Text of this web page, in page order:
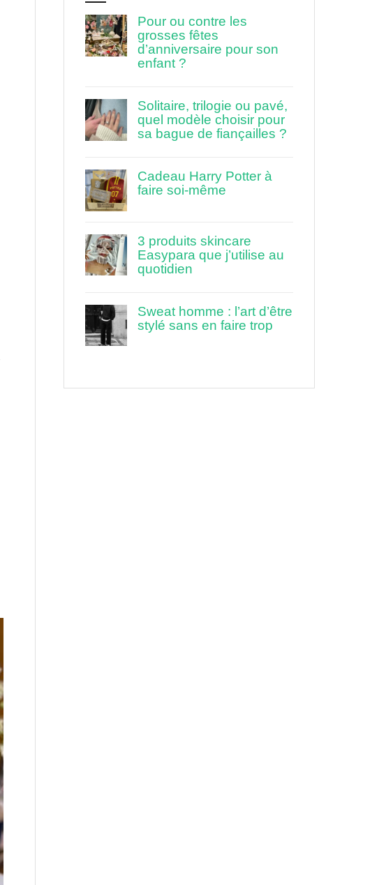
Pour ou contre les
grosses fêtes
d’anniversaire pour son
enfant ?
Solitaire, trilogie ou pavé,
quel modèle choisir pour
sa bague de fiançailles ?
Cadeau Harry Potter à
faire soi-même
3 produits skincare
Easypara que j’utilise au
quotidien
Sweat homme : l’art d’être
stylé sans en faire trop